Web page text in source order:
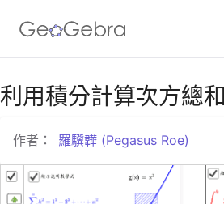
Google Classroom
GeoGebra Classroom
利用積分計算次方總和
作者： 羅驥韡 (Pegasus Roe)